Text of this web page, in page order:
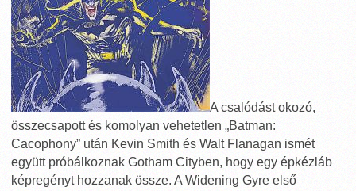
A csalódást okozó,
összecsapott és komolyan vehetetlen „Batman:
Cacophony” után Kevin Smith és Walt Flanagan ismét
együtt próbálkoznak Gotham Cityben, hogy egy épkézláb
képregényt hozzanak össze. A Widening Gyre első